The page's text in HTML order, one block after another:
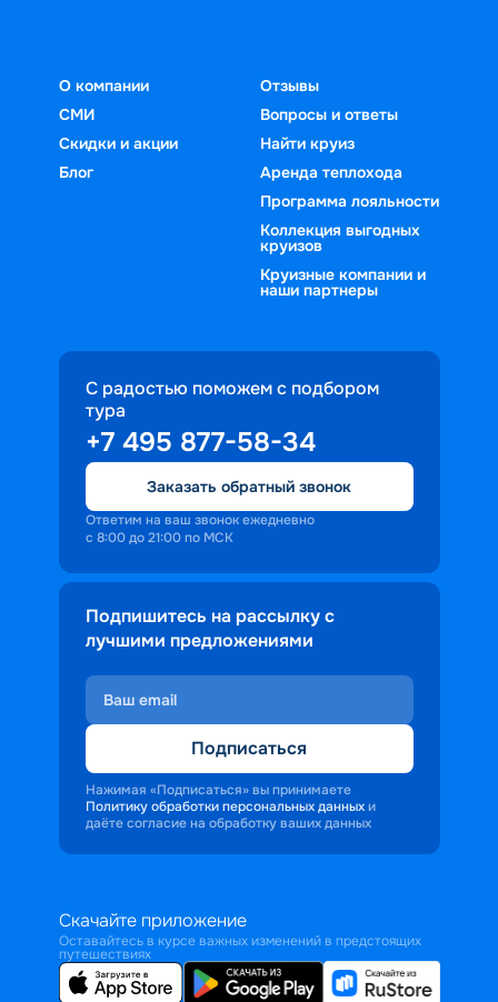
О компании
СМИ
Скидки и акции
Блог
Отзывы
Вопросы и ответы
Найти круиз
Аренда теплохода
Программа лояльности
Коллекция выгодных
круизов
Круизные компании и
наши партнеры
С радостью поможем с подбором
тура
+7 495 877-58-34
Заказать обратный звонок
Ответим на ваш звонок ежедневно
с 8:00 до 21:00 по МСК
Подпишитесь на рассылку с
лучшими предложениями
Подписаться
Нажимая «Подписаться» вы принимаете
Политику обработки персональных данных и
даёте согласие на обработку ваших данных
Скачайте приложение
Оставайтесь в курсе важных изменений в предстоящих
путешествиях